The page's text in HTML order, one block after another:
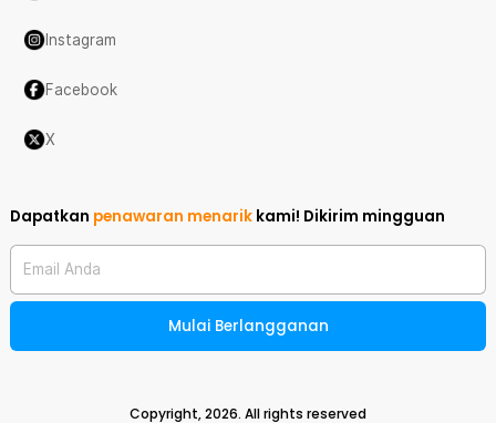
Instagram
Facebook
X
Dapatkan penawaran menarik kami! Dikirim mingguan
Email Anda
Mulai Berlangganan
Copyright,2026. All rights reserved